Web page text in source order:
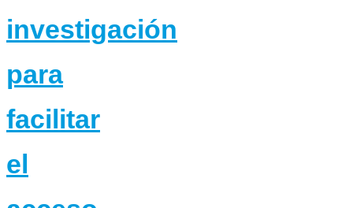
investigación
para
facilitar
el